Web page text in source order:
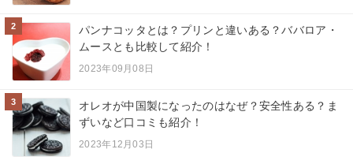
2
パンナコッタとは？プリンと違いある？ババロア・
ムースとも比較して紹介！
2023年09月08日
3
オレオが中国製になったのはなぜ？安全性ある？ま
ずいなど口コミも紹介！
2023年12月03日